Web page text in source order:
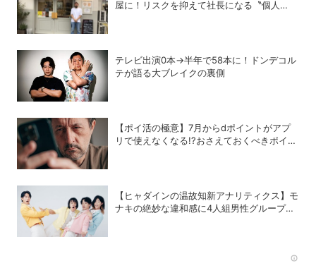
屋に！リスクを抑えて社長になる〝個人
テレビ出演0本→半年で58本に！ドンデコル
テが語る大ブレイクの裏側
【ポイ活の極意】7月からdポイントがアプ
リで使えなくなる!?おさえておくべきポイン
【ヒャダインの温故知新アナリティクス】モ
ナキの絶妙な違和感に4人組男性グループの